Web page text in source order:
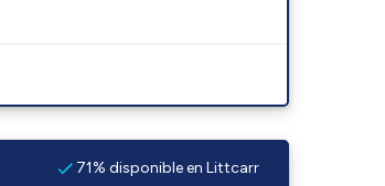
71% disponible en Littcarr